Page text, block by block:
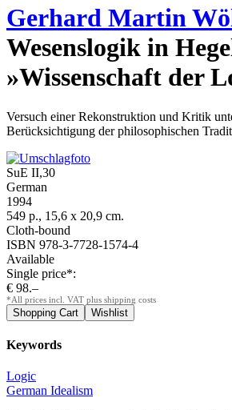
Gerhard Martin
Wesenslogik in
»Wissenschaft der
Versuch einer Rekonstruktion und Kritik
Berücksichtigung der philosophischen
SuE II,30
German
1994
549 p., 15,6 x 20,9 cm.
Cloth-bound
ISBN 978-3-7728-1574-4
Available
Single price*:
€ 98.–
*All prices incl. VAT plus shipping costs
Keywords
Logic
German Idealism